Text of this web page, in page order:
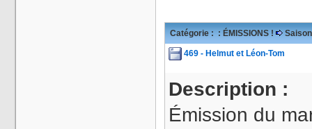
Catégorie : : ÉMISSIONS !
469 - Helmut et Léon-Tom
Description :
Émission du